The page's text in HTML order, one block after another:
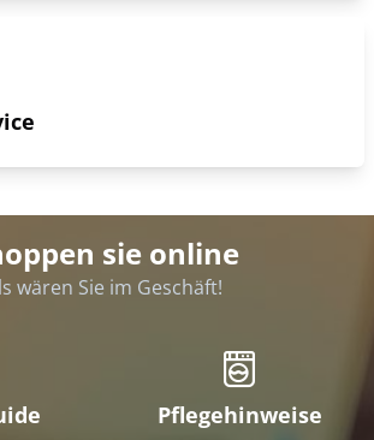
sie online
wären Sie im Geschäft!
Pflegehinweise